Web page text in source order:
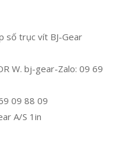
số trục vít BJ-Gear
W. bj-gear-Zalo: 09 69
09 88 09
A/S 1in